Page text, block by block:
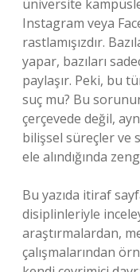
üniversite
Instagram veya
rastlamışızdır.
yapar, bazıları
paylaşır. Peki, bu
suç mu? Bu
çerçevede değil,
bilişsel süreçler ve
ele alındığında
Bu yazıda itiraf
disiplinleriyle
araştırmalardan,
çalışmalarından